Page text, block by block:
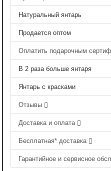
Натуральный янтарь
Продается оптом
Оплатить подарочным
В 2 раза больше янтаря
Янтарь с красками
Отзывы
Доставка и оплата
Бесплатная* доставка
Гарантийное и сервисное